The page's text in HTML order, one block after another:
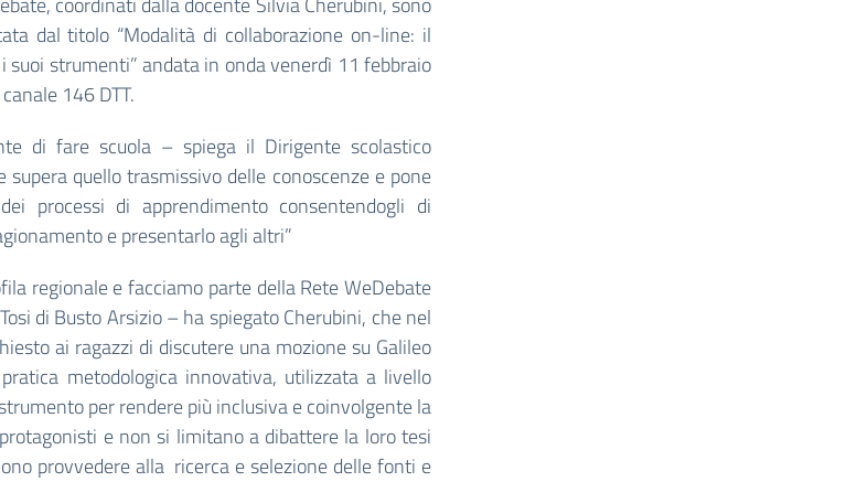
dal titolo “Modalità di collaborazione on-line: il
suoi strumenti” andata in onda venerdì 11 febbraio
146 DTT.
di fare scuola – spiega il Dirigente scolastico
quello trasmissivo delle conoscenze e pone
processi di apprendimento consentendogli di
e presentarlo agli altri”
regionale e facciamo parte della Rete WeDebate
di Busto Arsizio – ha spiegato Cherubini, che nel
ai ragazzi di discutere una mozione su Galileo
metodologica innovativa, utilizzata a livello
per rendere più inclusiva e coinvolgente la
e non si limitano a dibattere la loro tesi
provvedere alla ricerca e selezione delle fonti e